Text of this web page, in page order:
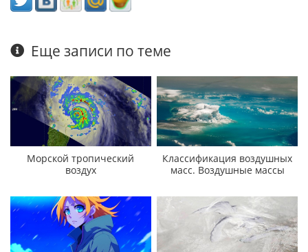
Еще записи по теме
Морской тропический
воздух
Классификация воздушных
масс. Воздушные массы